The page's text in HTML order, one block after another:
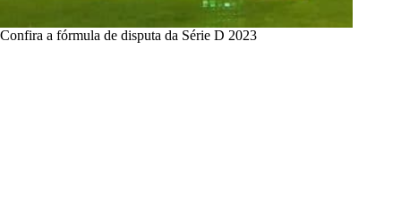
Confira a fórmula de disputa da Série D 2023